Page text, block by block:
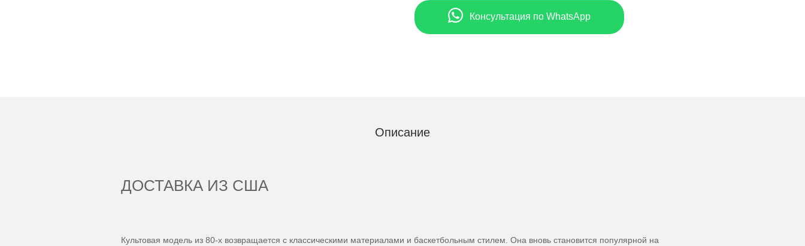
Консультация по WhatsApp
Описание
ДОСТАВКА ИЗ США
Культовая модель из 80-х возвращается с классическими материалами и баскетбольным стилем. Она вновь становится популярной на